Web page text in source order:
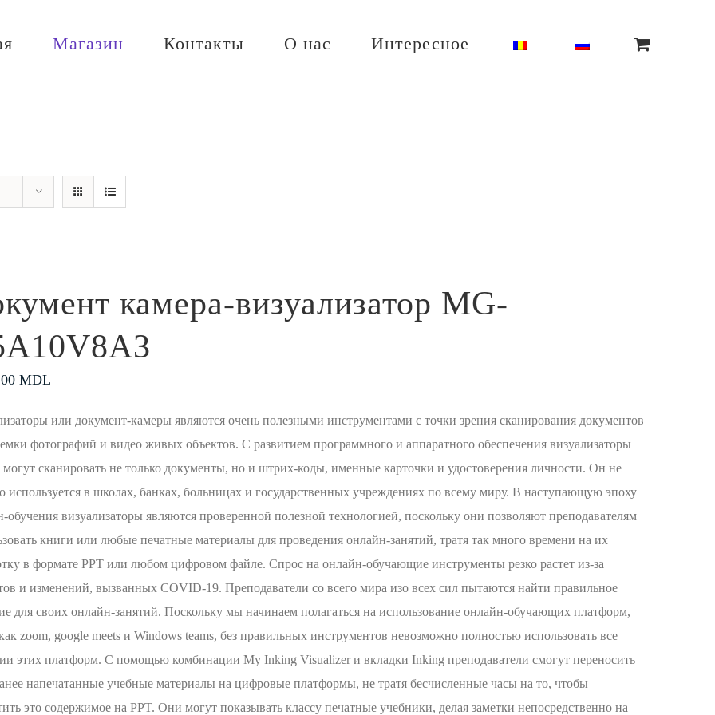
Магазин Контакты О нас Интересное
камера-визуализатор MG-
MDL
или документ-камеры являются очень полезными инструментами с точки зрения сканирования документов
фотографий и видео живых объектов. С развитием программного и аппаратного обеспечения визуализаторы
могут сканировать не только документы, но и штрих-коды, именные карточки и удостоверения личности. Он не
используется в школах, банках, больницах и государственных учреждениях по всему миру. В наступающую эпоху
обучения визуализаторы являются проверенной полезной технологией, поскольку они позволяют преподавателям
книги или любые печатные материалы для проведения онлайн-занятий, тратя так много времени на их
в формате PPT или любом цифровом файле. Спрос на онлайн-обучающие инструменты резко растет из-за
и изменений, вызванных COVID-19. Преподаватели со всего мира изо всех сил пытаются найти правильное
для своих онлайн-занятий. Поскольку мы начинаем полагаться на использование онлайн-обучающих платформ,
zoom, google meets и Windows teams, без правильных инструментов невозможно полностью использовать все
этих платформ. С помощью комбинации My Inking Visualizer и вкладки Inking преподаватели смогут переносить
напечатанные учебные материалы на цифровые платформы, не тратя бесчисленные часы на то, чтобы
это содержимое на PPT. Они могут показывать классу печатные учебники, делая заметки непосредственно на